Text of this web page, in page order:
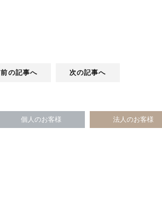
前の記事へ 次の記事へ
個人のお客様 法人のお客様